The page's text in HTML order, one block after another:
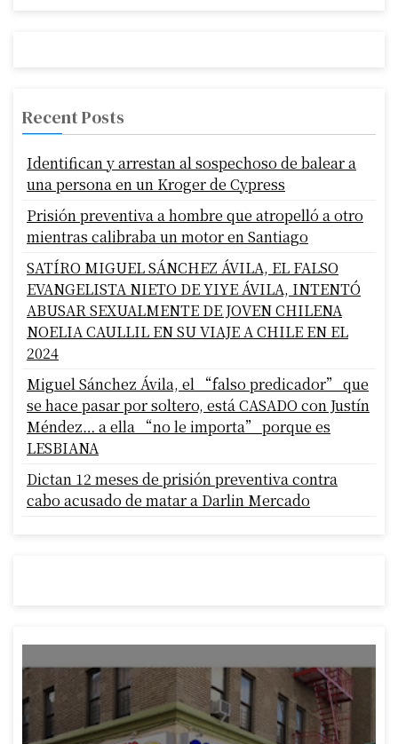
Recent Posts
Identifican y arrestan al sospechoso de balear a
una persona en un Kroger de Cypress
Prisión preventiva a hombre que atropelló a otro
mientras calibraba un motor en Santiago
SATÍRO MIGUEL SÁNCHEZ ÁVILA, EL FALSO
EVANGELISTA NIETO DE YIYE ÁVILA, INTENTÓ
ABUSAR SEXUALMENTE DE JOVEN CHILENA
NOELIA CAULLIL EN SU VIAJE A CHILE EN EL
2024
Miguel Sánchez Ávila, el “falso predicador” que
se hace pasar por soltero, está CASADO con Justín
Méndez… a ella “no le importa” porque es
LESBIANA
Dictan 12 meses de prisión preventiva contra
cabo acusado de matar a Darlin Mercado